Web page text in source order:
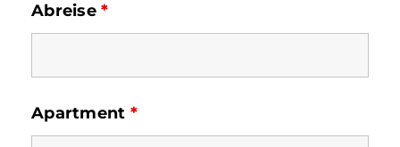
Abreise*
Apartment *